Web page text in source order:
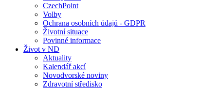
CzechPoint
Volby
Ochrana osobních údajů - GDPR
Životní situace
Povinné informace
Život v ND
Aktuality
Kalendář akcí
Novodvorské noviny
Zdravotní středisko